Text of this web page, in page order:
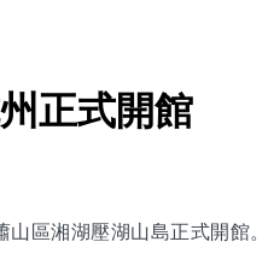
正式開館
區湘湖壓湖山島正式開館。